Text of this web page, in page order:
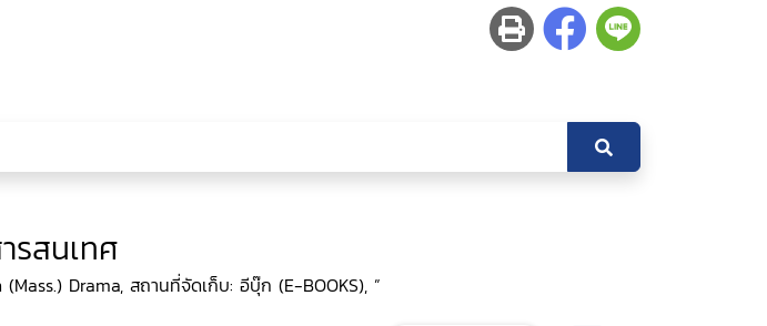
รสนเทศ
Drama, สถานที่จัดเก็บ: อีบุ๊ก (E-BOOKS), ”